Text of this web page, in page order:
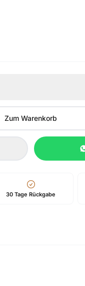
Zum Warenkorb
30 Tage Rückgabe